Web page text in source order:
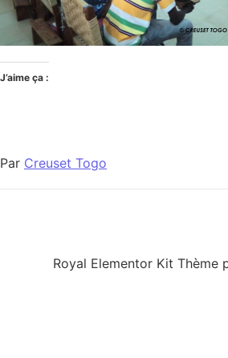
J’aime ça :
Par Creuset Togo
Royal Elementor Kit Thème